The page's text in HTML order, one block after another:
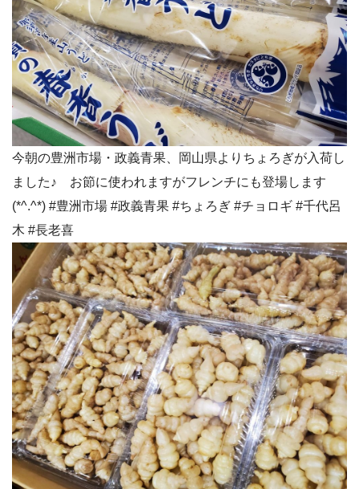
今朝の豊洲市場・政義青果、岡山県よりちょろぎが入荷し
ました♪ お節に使われますがフレンチにも登場します
(*^.^*) #豊洲市場 #政義青果 #ちょろぎ #チョロギ #千代呂
木 #長老喜